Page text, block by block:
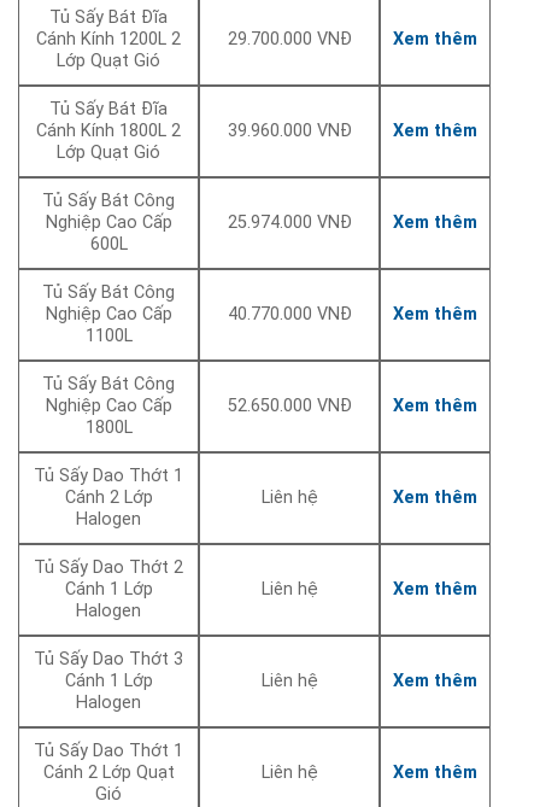
Tủ Sấy Bát Đĩa
Cánh Kính 1200L 2
Lớp Quạt Gió
29.700.000 VNĐ Xem thêm
Tủ Sấy Bát Đĩa
Cánh Kính 1800L 2
Lớp Quạt Gió
39.960.000 VNĐ Xem thêm
Tủ Sấy Bát Công
Nghiệp Cao Cấp
600L
25.974.000 VNĐ Xem thêm
Tủ Sấy Bát Công
Nghiệp Cao Cấp
1100L
40.770.000 VNĐ Xem thêm
Tủ Sấy Bát Công
Nghiệp Cao Cấp
1800L
52.650.000 VNĐ Xem thêm
Tủ Sấy Dao Thớt 1
Cánh 2 Lớp
Halogen
Liên hệ Xem thêm
Tủ Sấy Dao Thớt 2
Cánh 1 Lớp
Halogen
Liên hệ Xem thêm
Tủ Sấy Dao Thớt 3
Cánh 1 Lớp
Halogen
Liên hệ Xem thêm
Tủ Sấy Dao Thớt 1
Cánh 2 Lớp Quạt
Gió
Liên hệ Xem thêm